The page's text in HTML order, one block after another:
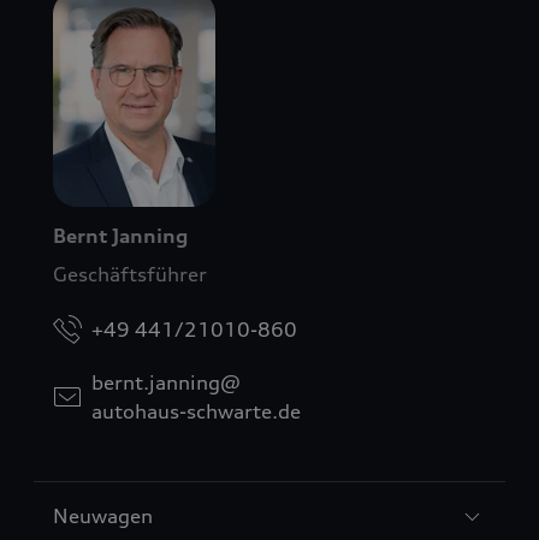
Bernt Janning
Geschäftsführer
+49 441/21010-860
bernt.janning@
autohaus-schwarte.de
Neuwagen